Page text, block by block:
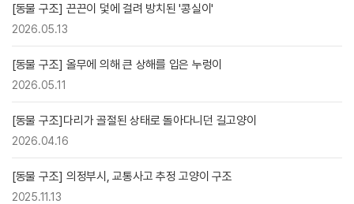
[동물 구조] 끈끈이 덫에 걸려 방치된 '콩실이'
2026.05.13
[동물 구조] 올무에 의해 큰 상해를 입은 누렁이
2026.05.11
[동물 구조]다리가 골절된 상태로 돌아다니던 길고양이
2026.04.16
[동물 구조] 의정부시, 교통사고 추정 고양이 구조
2025.11.13